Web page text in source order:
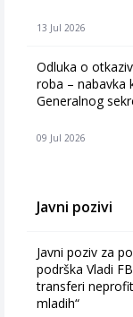
13 Jul 2026
Odluka o
roba – nabavka
Generalnog
09 Jul 2026
Javni pozivi
Javni poziv za
podrška Vladi
transferi
mladih“